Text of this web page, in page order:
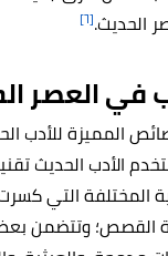
الحديث.[٦]
في العصر
المميزة للأدب
الأدب الحديث
المختلفة التي
القصص؛ وتتضمن